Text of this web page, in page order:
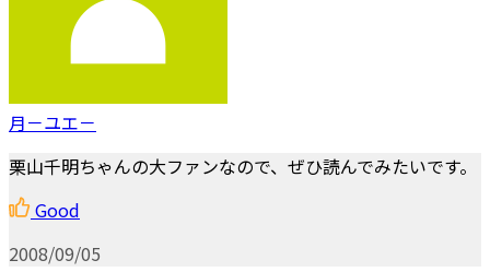
月－ユエ－
栗山千明ちゃんの大ファンなので、ぜひ読んでみたいです。
Good
2008/09/05